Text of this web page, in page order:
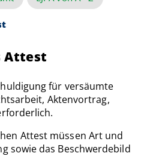
Attest
für versäumte
Aktenvortrag,
Attest müssen Art und
sowie das Beschwerdebild